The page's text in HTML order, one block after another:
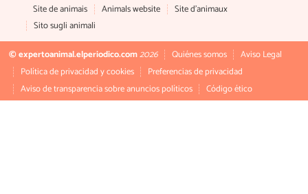
Site de animais Animals website
Site d'animaux
Sito sugli animali
© expertoanimal.elperiodico.com2026 Quiénes somos
Aviso Legal
Política de privacidad y cookies
Preferencias de privacidad
Aviso de transparencia sobre anuncios políticos
Código ético